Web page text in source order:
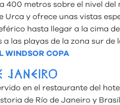
400 metros sobre el nivel
Urca y ofrece unas vistas
hasta llegar a la cima
las playas de la zona sur de
WINDSOR COPA
JANEIRO
en el restaurante del
de Río de Janeiro y